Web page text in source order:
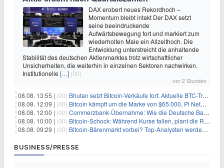
DAX erobert neues Rekordhoch –
Momentum bleibt intakt Der DAX setzt
seine beeindruckende
Aufwärtsbewegung fort und markiert zum
wiederholten Male ein Allzeithoch. Die
Entwicklung unterstreicht die anhaltende
Stabilität des deutschen Aktienmarktes trotz wirtschaftlicher
Unsicherheiten, die weiterhin in einzelnen Sektoren nachwirken.
Institutionelle […] (00)
vor 2 Stunden
08.08. 13:55 | (00) Bhutan setzt Bitcoin-Verkäufe fort: Aktuelle BTC-Transaktionen
08.08. 12:09 | (00) Bitcoin kämpft um die Marke von $65.000, Pi Network gewinnt an Unterstützung
08.08. 12:00 | (00) Commerzbank-Übernahme: Wie die Deutsche Bank im Schatten zum großen Gewinner wird
08.08. 10:00 | (00) Bitcoin-Schock: Während Kurse fallen, plant die Regierung die Steuer-Bombe
08.08. 09:29 | (00) Bitcoin-Bärenmarkt vorbei? Top-Analysten werden optimistisch, aber die Geschichte sagt etwas anderes
BUSINESS/PRESSE